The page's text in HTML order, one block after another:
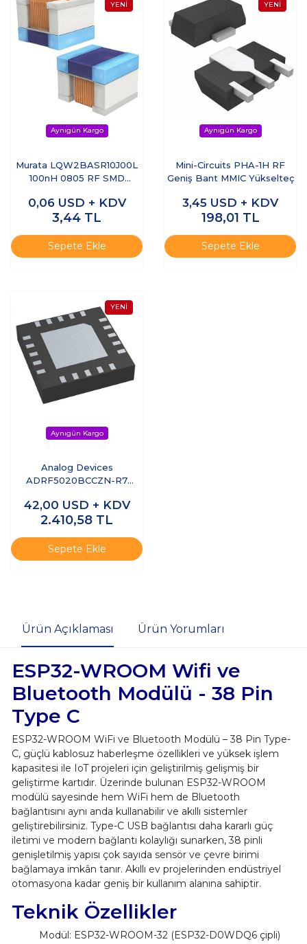
Murata LQW2BASR10J00L
100nH 0805 RF SMD
0,06 USD + KDV
3,44 TL
Sepete Ekle
Mini-Circuits PHA-1H RF
Geniş Bant MMIC Yükselteç
3,45 USD + KDV
198,01 TL
Sepete Ekle
Analog Devices
ADRF5020BCCZN-R7
Anahtar Silicon Switch
42,00 USD + KDV
2.410,58 TL
Sepete Ekle
Ürün Açıklaması Ürün Yorumları
ESP32-WROOM Wifi ve
Bluetooth Modülü - 38 Pin
Type C
ESP32-WROOM WiFi ve Bluetooth Modülü – 38 Pin Type-
C, güçlü kablosuz haberleşme özellikleri ve yüksek işlem
kapasitesi ile IoT projeleri için geliştirilmiş gelişmiş bir
geliştirme kartıdır. Üzerinde bulunan ESP32-WROOM
modülü sayesinde hem WiFi hem de Bluetooth
bağlantısını aynı anda kullanabilir ve akıllı sistemler
geliştirebilirsiniz. Type-C USB bağlantısı daha kararlı güç
iletimi ve modern bağlantı kolaylığı sunarken, 38 pinli
genişletilmiş yapısı çok sayıda sensör ve çevre birimi
bağlamaya imkân tanır. Akıllı ev projelerinden endüstriyel
otomasyona kadar geniş bir kullanım alanına sahiptir.
Teknik Özellikler
Modül: ESP32-WROOM-32 (ESP32-D0WDQ6 çipli)